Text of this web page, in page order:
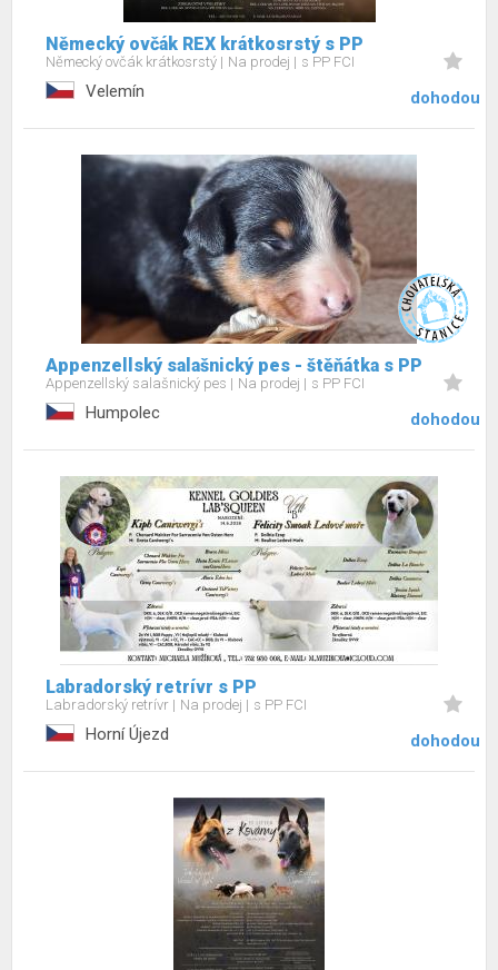
Německý ovčák REX krátkosrstý s PP
Německý ovčák krátkosrstý Na prodej s PP FCI
Velemín dohodou
Appenzellský salašnický pes - štěňátka s PP
Appenzellský salašnický pes Na prodej s PP FCI
Humpolec dohodou
Labradorský retrívr s PP
Labradorský retrívr Na prodej s PP FCI
Horní Újezd dohodou